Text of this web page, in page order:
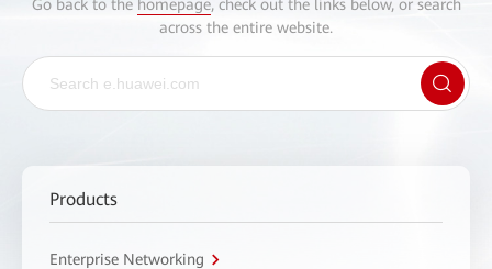
Go back to the homepage, check out the links below, or search
across the entire website.
Products
Enterprise Networking